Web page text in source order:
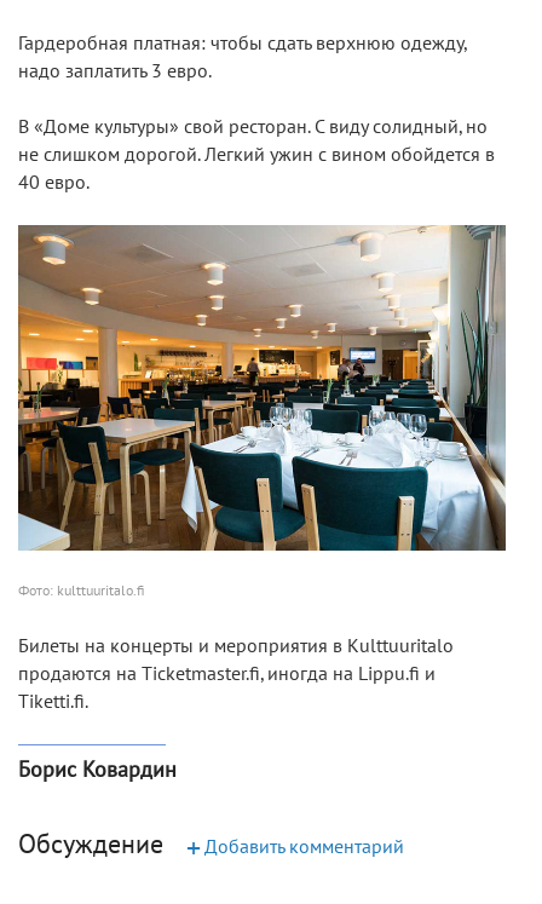
Гардеробная платная: чтобы сдать верхнюю одежду,
надо заплатить 3 евро.
В «Доме культуры» свой ресторан. С виду солидный, но
не слишком дорогой. Легкий ужин с вином обойдется в
40 евро.
Фото: kulttuuritalo.fi
Билеты на концерты и мероприятия в Kulttuuritalo
продаются на Ticketmaster.fi, иногда на Lippu.fi и
Tiketti.fi.
Борис Ковардин
Обсуждение + Добавить комментарий